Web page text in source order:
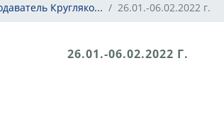
Кругляко... 26.01.-06.02.2022 г.
26.01.-06.02.2022 Г.